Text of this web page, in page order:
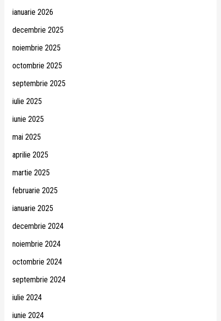
ianuarie 2026
decembrie 2025
noiembrie 2025
octombrie 2025
septembrie 2025
iulie 2025
iunie 2025
mai 2025
aprilie 2025
martie 2025
februarie 2025
ianuarie 2025
decembrie 2024
noiembrie 2024
octombrie 2024
septembrie 2024
iulie 2024
iunie 2024